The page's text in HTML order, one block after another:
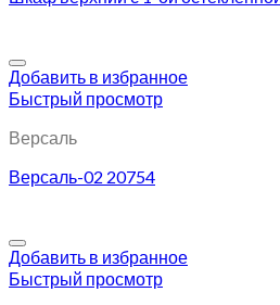
Добавить в избранное
Быстрый просмотр
Версаль
Версаль-02 20754
Добавить в избранное
Быстрый просмотр